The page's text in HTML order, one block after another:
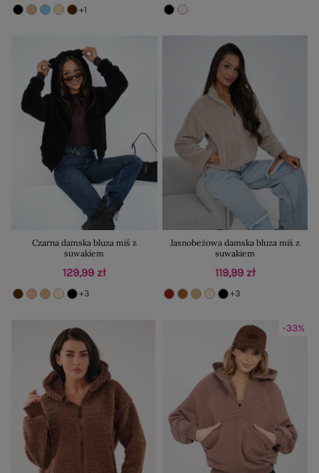
+1
Czarna damska bluza miś z
suwakiem
129,99 zł
+3
Jasnobeżowa damska bluza miś z
suwakiem
119,99 zł
+3
-33%